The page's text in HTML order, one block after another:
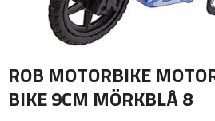
ROB MOTORBIKE
BIKE 9CM MÖRKBLÅ 8